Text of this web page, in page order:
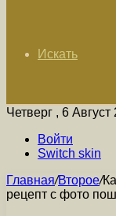
Искать
Четверг , 6 Август
Войти
Switch skin
Главная/Второе/
рецепт с фото